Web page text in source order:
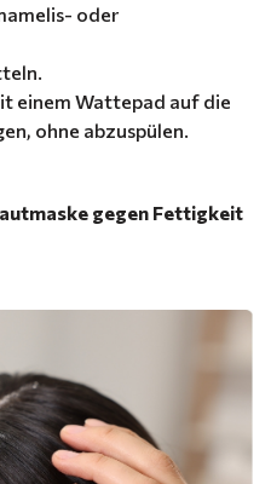
oder
einem Wattepad auf die
ohne abzuspülen.
gegen Fettigkeit